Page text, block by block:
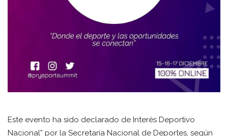
Este evento ha sido declarado de Interés Deportivo
Nacional” por la Secretaría Nacional de Deportes, según